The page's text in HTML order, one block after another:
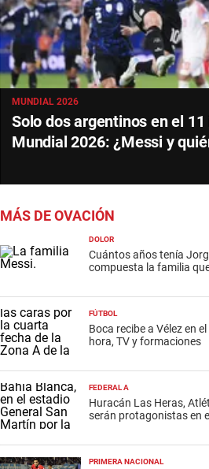
MUNDIAL 2026
Solo dos argentinos en el
Mundial 2026: ¿Messi y
MÁS DE OVACIÓN
DOLOR
Cuántos años tenía
compuesta la familia
FÚTBOL
Boca recibe a Vélez en
hora, TV y formaciones
FEDERAL A
Huracán Las Heras,
serán protagonistas en
PRIMERA NACIONAL